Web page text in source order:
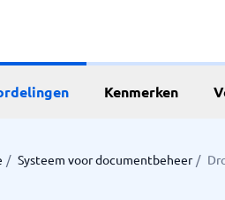
Kenmerken
/ Systeem voor documentbeheer /